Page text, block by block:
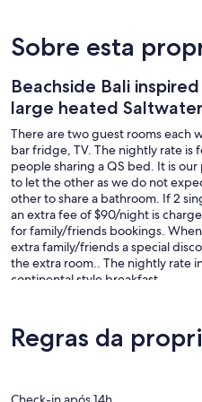
Sobre esta
Beachside Bali
large heated
There are two guest rooms each
bar fridge, TV. The nightly rate is
people sharing a QS bed. It is
to let the other as we do not
other to share a bathroom. If 2
an extra fee of $90/night is
for family/friends bookings.
extra family/friends a special
the extra room.. The nightly rate
continental style breakfast.
accommodation is in a separate
house by a large salt water pool.
welcome to relax on the day bed.
Regras da